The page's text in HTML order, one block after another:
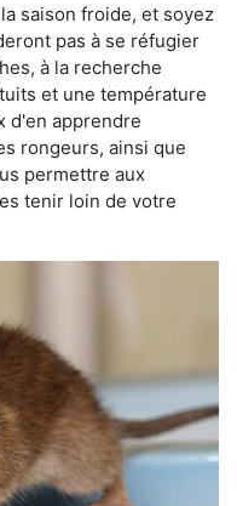
saison froide, et soyez
pas à se réfugier
à la recherche
et une température
d'en apprendre
rongeurs, ainsi que
permettre aux
tenir loin de votre